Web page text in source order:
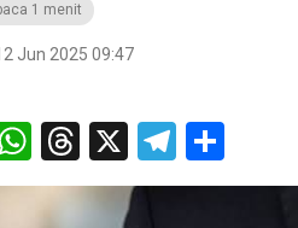
1 menit
Jun 2025 09:47
WhatsApp
Threads
X